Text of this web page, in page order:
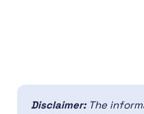
Disclaimer: The